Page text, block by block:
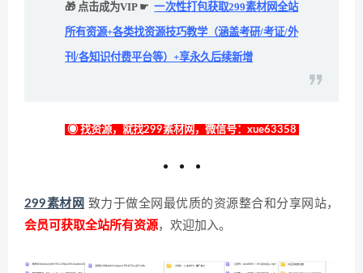
🎁 点击成为VIP ☛ 一次性打包获取299素材网全站
所有资源+各类找资源技巧教学（涵盖考研/考证/外
刊/各知识付费平台等）+享永久后续新增
◉ 找资源，就找299素材网，微信号：xue63358
299素材网 致力于做全网最优质的资源整合和分享网站，
会员可获取全站所有资源，欢迎加入。